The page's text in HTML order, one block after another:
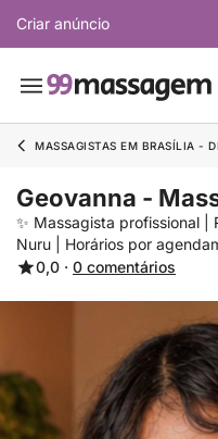
Criar anúncio
MASSAGISTAS EM BRASÍLIA -
Geovanna -
✨ Massagista profissional |
Nuru | Horários por
0,0 · 0 comentários